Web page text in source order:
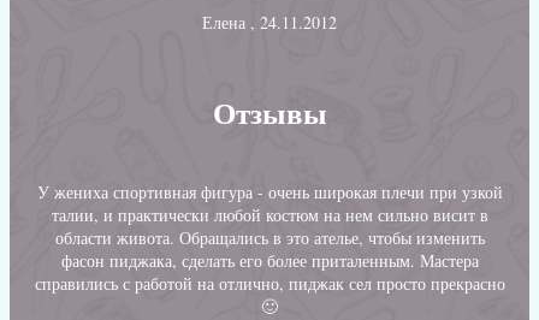
Елена , 24.11.2012
Отзывы
У жениха спортивная фигура - очень широкая плечи при узкой
талии, и практически любой костюм на нем сильно висит в
области живота. Обращались в это ателье, чтобы изменить
фасон пиджака, сделать его более приталенным. Мастера
справились с работой на отлично, пиджак сел просто прекрасно
🙂